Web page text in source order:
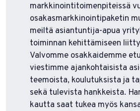
markkinointitoimenpiteissä
osakasmarkkinointipaketin
meiltä asiantuntija-apua
toiminnan kehittämiseen
Valvomme osakkaidemme
viestimme ajankohtaisista
teemoista, koulutuksista ja
sekä tulevista hankkeista.
kautta saat tukea myös